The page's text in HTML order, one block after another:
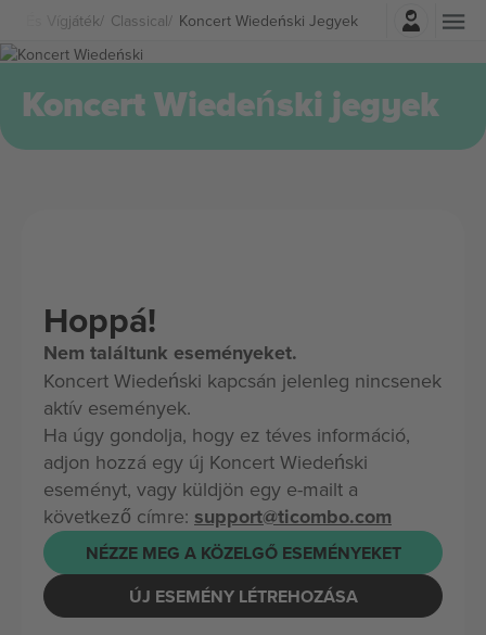
És Vígjáték Classical Koncert Wiedeński Jegyek
Belépés
Koncert Wiedeński jegyek
Hoppá!
Nem találtunk eseményeket.
Koncert Wiedeński kapcsán jelenleg nincsenek
aktív események.
Ha úgy gondolja, hogy ez téves információ,
adjon hozzá egy új Koncert Wiedeński
eseményt, vagy küldjön egy e-mailt a
következő címre: support@ticombo.com
NÉZZE MEG A KÖZELGŐ ESEMÉNYEKET
ÚJ ESEMÉNY LÉTREHOZÁSA